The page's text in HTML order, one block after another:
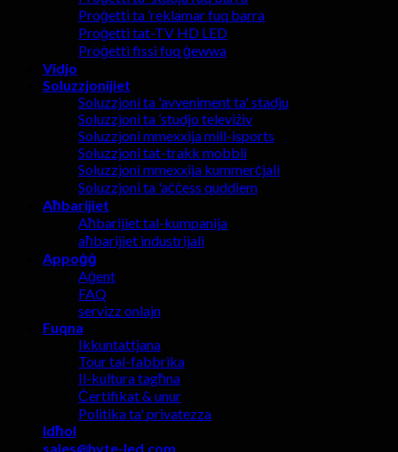
Proġetti ta ’reklamar fuq barra
Proġetti tat-TV HD LED
Proġetti fissi fuq ġewwa
Vidjo
Soluzzjonijiet
Soluzzjoni ta 'avveniment ta' stadju
Soluzzjoni ta ’studjo televiżiv
Soluzzjoni mmexxija mill-isports
Soluzzjoni tat-trakk mobbli
Soluzzjoni mmexxija kummerċjali
Soluzzjoni ta 'aċċess quddiem
Aħbarijiet
Aħbarijiet tal-kumpanija
aħbarijiet industrijali
Appoġġ
Aġent
FAQ
servizz onlajn
Fuqna
Ikkuntattjana
Tour tal-fabbrika
Il-kultura tagħna
Ċertifikat & unur
Politika ta' privatezza
Idħol
sales@hyte-led.com